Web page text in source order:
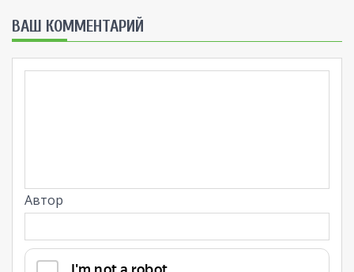
ВАШ КОММЕНТАРИЙ
Автор